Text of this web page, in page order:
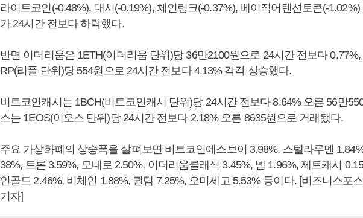
라이트코인(-0.48%), 대시(-0.19%), 체인링크(-0.37%), 베이직어텐션토큰(-1.02%)
가 24시간 전보다 하락했다.
반면 이더리움은 1ETH(이더리움 단위)당 36만2100원으로 24시간 전보다
RP(리플 단위)당 554원으로 24시간 전보다 4.13% 각각 상승했다.
비트코인캐시는 1BCH(비트코인캐시 단위)당 24시간 전보다 8.64% 오른 56만
스는 1EOS(이오스 단위)당 24시간 전보다 2.18% 오른 8635원으로 거래됐다.
주요 가상화폐의 상승폭을 살펴보면 비트코인에스브이 3.98%, 스텔라루멘
38%, 트론 3.59%, 모네로 2.50%, 이더리움클래식 3.45%, 넴 1.96%, 제트캐시
인골드 2.46%, 비체인 1.88%, 퀀텀 7.25%, 오미세고 5.53% 등이다. [비즈니스포
기자]